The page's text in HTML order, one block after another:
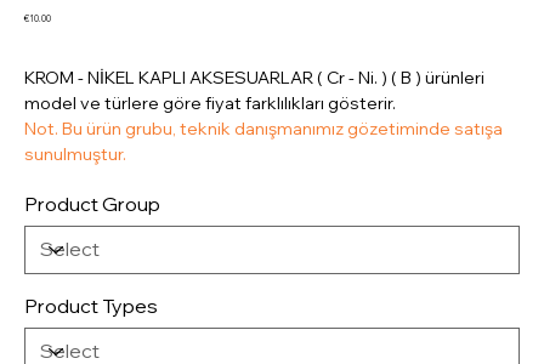
Price
€10.00
KROM - NİKEL KAPLI AKSESUARLAR ( Cr - Ni. ) ( B ) ürünleri
model ve türlere göre fiyat farklılıkları gösterir.
Not. Bu ürün grubu, teknik danışmanımız gözetiminde satışa
sunulmuştur.
Product Group
Product Types